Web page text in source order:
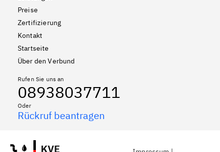
Preise
Zertifizierung
Kontakt
Startseite
Über den Verbund
Rufen Sie uns an
08938037711
Oder
Rückruf beantragen
KVE